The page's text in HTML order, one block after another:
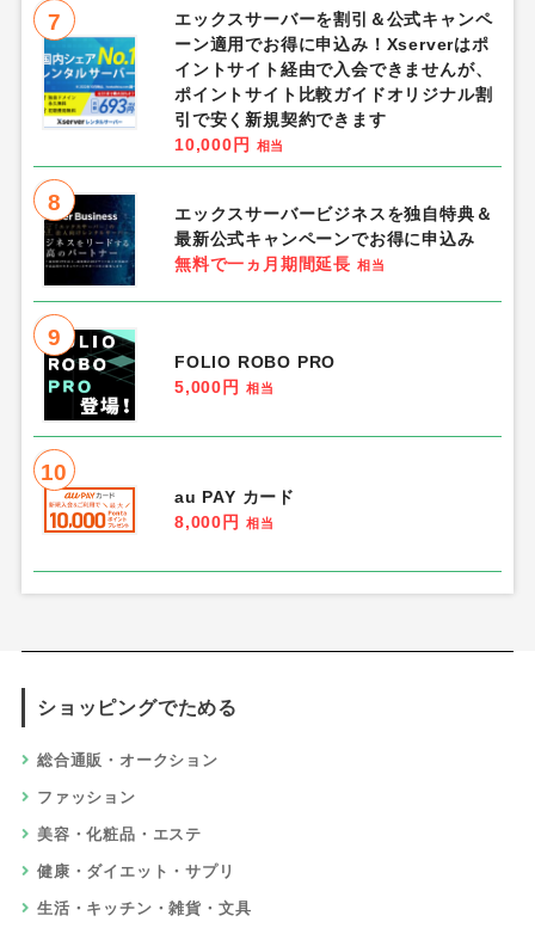
7
エックスサーバーを割引＆公式キャンペ
ーン適用でお得に申込み！Xserverはポ
イントサイト経由で入会できませんが、
ポイントサイト比較ガイドオリジナル割
引で安く新規契約できます
10,000円
相当
8
エックスサーバービジネスを独自特典＆
最新公式キャンペーンでお得に申込み
無料で一ヵ月期間延長 相当
9
FOLIO ROBO PRO
5,000円
相当
10
au PAY カード
8,000円
相当
ショッピングでためる
総合通販・オークション
ファッション
美容・化粧品・エステ
健康・ダイエット・サプリ
生活・キッチン・雑貨・文具